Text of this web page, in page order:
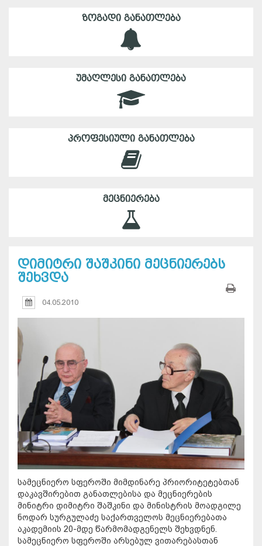
ᲖᲝᲒᲐᲓᲘ ᲒᲐᲜᲐᲗᲚᲔᲑᲐ
ᲣᲛᲐᲦᲚᲔᲡᲘ ᲒᲐᲜᲐᲗᲚᲔᲑᲐ
ᲞᲠᲝᲤᲔᲡᲘᲣᲚᲘ ᲒᲐᲜᲐᲗᲚᲔᲑᲐ
ᲛᲔᲪᲜᲘᲔᲠᲔᲑᲐ
დიმიტრი შაშკინი მეცნიერებს
შეხვდა
04.05.2010
სამეცნიერო სფეროში მიმდინარე პრიორიტეტებთან
დაკავშირებით განათლებისა და მეცნიერების
მინიტრი დიმიტრი შაშკინი და მინისტრის მოადგილე
ნოდარ სურგულაძე საქართველოს მეცნიერებათა
აკადემიის 20-მდე წარმომადგენელს შეხვდნენ.
სამეცნიერო სფეროში არსებულ ვითარებასთან